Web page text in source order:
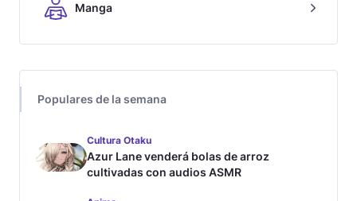
Manga
Populares de la semana
Cultura Otaku
Azur Lane venderá bolas de arroz
cultivadas con audios ASMR